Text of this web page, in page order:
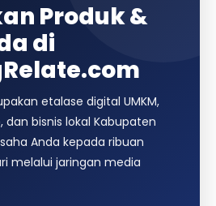
Produk &
di
etalase digital UMKM,
dan bisnis lokal Kabupaten
Anda kepada ribuan
melalui jaringan media